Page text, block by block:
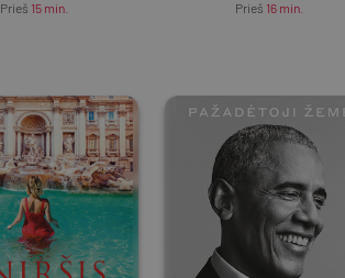
Prieš 15 min. Prieš 16 min.